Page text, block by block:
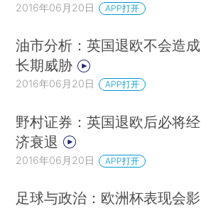
2016年06月20日 APP打开
油市分析：英国退欧不会造成
长期威胁
2016年06月20日 APP打开
野村证券：英国退欧后必将经
济衰退
2016年06月20日 APP打开
足球与政治：欧洲杯表现会影